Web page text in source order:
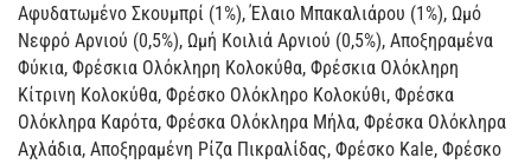
Αφυδατωμένο Σκουμπρί (1%), Έλαιο Μπακαλιάρου (1%), Ωμό
Νεφρό Αρνιού (0,5%), Ωμή Κοιλιά Αρνιού (0,5%), Αποξηραμένα
Φύκια, Φρέσκια Ολόκληρη Κολοκύθα, Φρέσκια Ολόκληρη
Κίτρινη Κολοκύθα, Φρέσκο Ολόκληρο Κολοκύθι, Φρέσκα
Ολόκληρα Καρότα, Φρέσκα Ολόκληρα Μήλα, Φρέσκα Ολόκληρα
Αχλάδια, Αποξηραμένη Ρίζα Πικραλίδας, Φρέσκο Kale, Φρέσκο